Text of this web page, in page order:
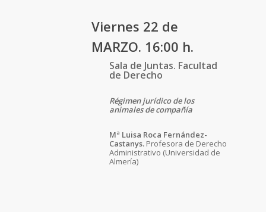
Viernes 22 de
MARZO. 16:00 h.
Sala de Juntas. Facultad
de Derecho
Régimen jurídico de los
animales de compañía
Mª Luisa Roca Fernández-
Castanys. Profesora de Derecho
Administrativo (Universidad de
Almería)